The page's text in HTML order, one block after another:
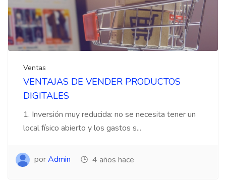
Ventas
VENTAJAS DE VENDER PRODUCTOS
DIGITALES
1. Inversión muy reducida: no se necesita tener un
local físico abierto y los gastos s...
porAdmin 4 años hace